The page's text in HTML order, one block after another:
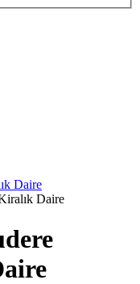
Daire
Daire